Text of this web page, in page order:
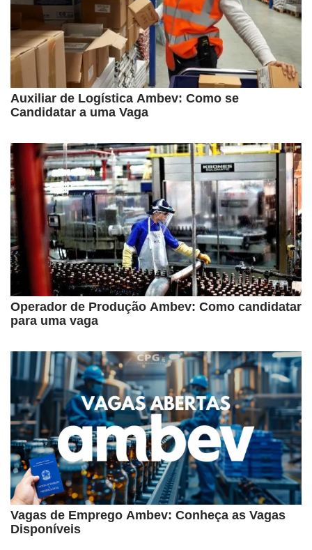
Auxiliar de Logística Ambev: Como se
Candidatar a uma Vaga
Operador de Produção Ambev: Como candidatar
para uma vaga
Vagas de Emprego Ambev: Conheça as Vagas
Disponíveis